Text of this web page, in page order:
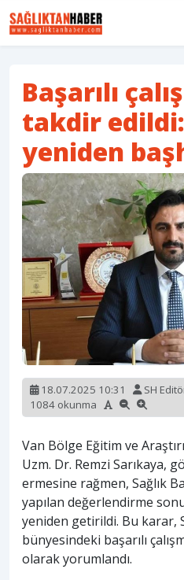
Başarılı
takdir edildi:
yeniden
18.07.2025 10:31 SH
1084 okunma
Van Bölge Eğitim ve
Uzm. Dr. Remzi Sarıkaya,
ermesine rağmen, Sağlık
yapılan değerlendirme
yeniden getirildi. Bu karar,
bünyesindeki başarılı
olarak yorumlandı.